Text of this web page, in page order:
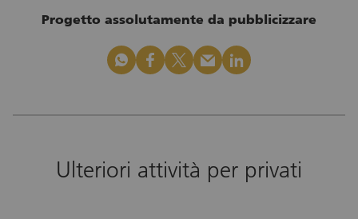
Progetto assolutamente da pubblicizzare
whatsapp facebook x_logo mail linkedin
Ulteriori attività per privati